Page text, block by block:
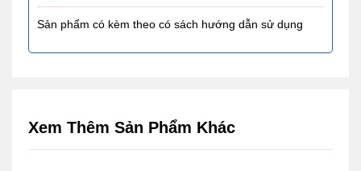
Sản phẩm có kèm theo có sách hướng dẫn sử dụng
Xem Thêm Sản Phẩm Khác